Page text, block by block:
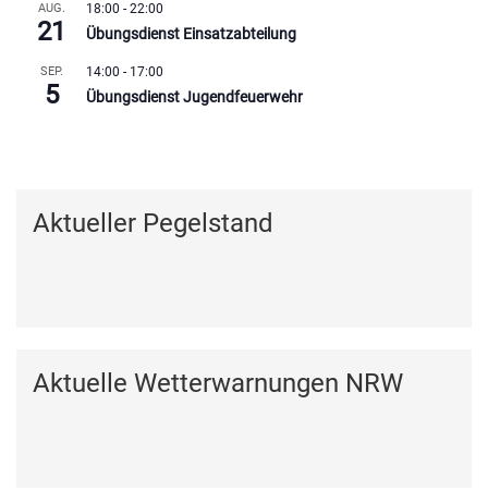
AUG.
21
18:00 - 22:00
Übungsdienst Einsatzabteilung
SEP.
5
14:00 - 17:00
Übungsdienst Jugendfeuerwehr
Aktueller Pegelstand
Aktuelle Wetterwarnungen NRW